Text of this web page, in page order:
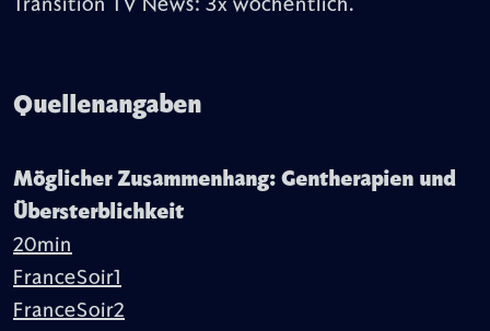
Transition TV News: 3x wöchentlich.
Quellenangaben
Möglicher Zusammenhang: Gentherapien und
Übersterblichkeit
20min
FranceSoir1
FranceSoir2